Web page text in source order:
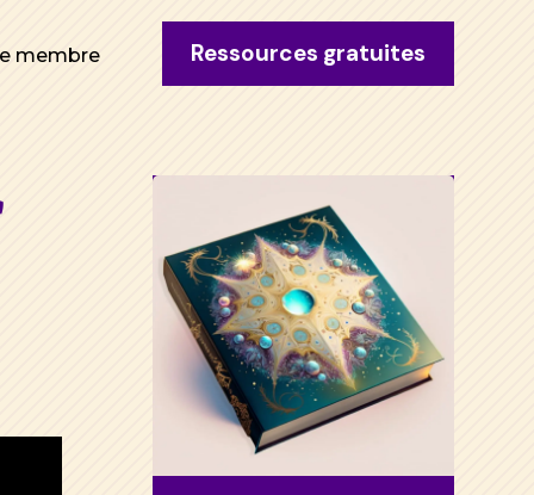
membre Ressources gratuites